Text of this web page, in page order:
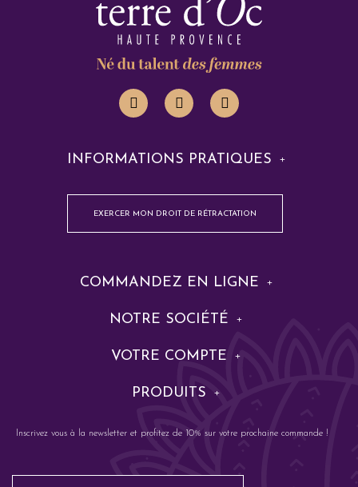
INFORMATIONS PRATIQUES
EXERCER MON DROIT DE RÉTRACTATION
COMMANDEZ EN LIGNE
NOTRE SOCIÉTÉ
VOTRE COMPTE
PRODUITS
Inscrivez vous à la newsletter et profitez de 10% sur votre prochaine commande !